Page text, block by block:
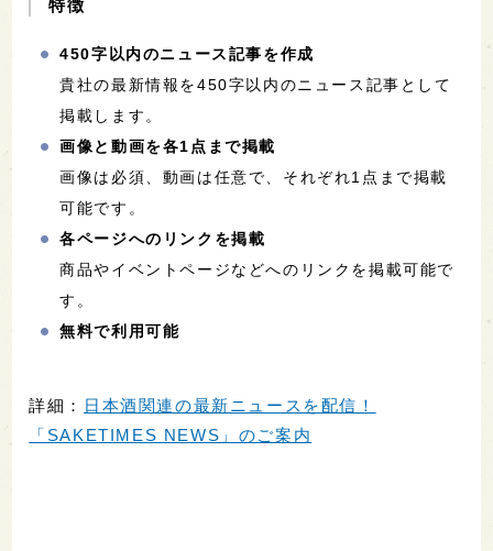
特徴
450字以内のニュース記事を作成
貴社の最新情報を450字以内のニュース記事として
掲載します。
画像と動画を各1点まで掲載
画像は必須、動画は任意で、それぞれ1点まで掲載
可能です。
各ページへのリンクを掲載
商品やイベントページなどへのリンクを掲載可能で
す。
無料で利用可能
詳細： 日本酒関連の最新ニュースを配信！
「SAKETIMES NEWS」のご案内